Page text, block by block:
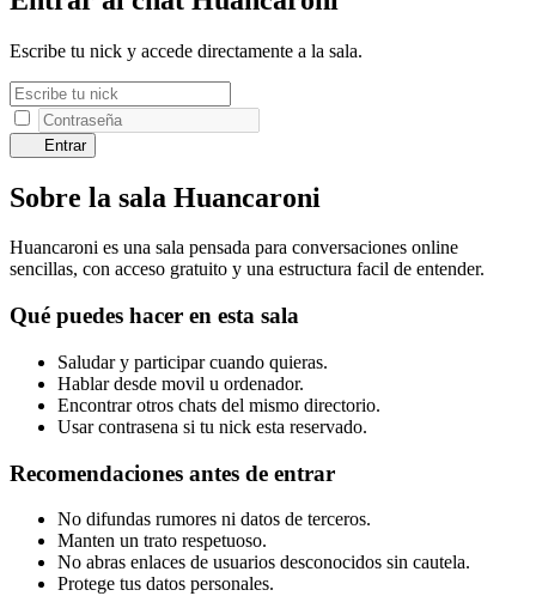
Escribe tu nick y accede directamente a la sala.
Entrar
Sobre la sala Huancaroni
Huancaroni es una sala pensada para conversaciones online
sencillas, con acceso gratuito y una estructura facil de entender.
Qué puedes hacer en esta sala
Saludar y participar cuando quieras.
Hablar desde movil u ordenador.
Encontrar otros chats del mismo directorio.
Usar contrasena si tu nick esta reservado.
Recomendaciones antes de entrar
No difundas rumores ni datos de terceros.
Manten un trato respetuoso.
No abras enlaces de usuarios desconocidos sin cautela.
Protege tus datos personales.